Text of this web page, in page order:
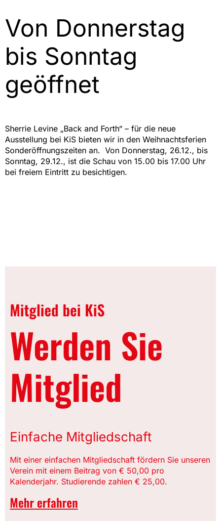
Von Donnerstag
bis Sonntag
geöffnet
Sherrie Levine „Back and Forth“ – für die neue
Ausstellung bei KiS bieten wir in den Weihnachtsferien
Sonderöffnungszeiten an. Von Donnerstag, 26.12., bis
Sonntag, 29.12., ist die Schau von 15.00 bis 17.00 Uhr
bei freiem Eintritt zu besichtigen.
Mitglied bei KiS
Werden Sie
Mitglied
Einfache Mitgliedschaft
Mit einer einfachen Mitgliedschaft fördern Sie unseren
Verein mit einem Beitrag von € 50,00 pro
Kalenderjahr. Studierende zahlen € 25,00.
Mehr erfahren